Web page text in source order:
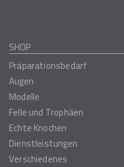
SHOP
Präparationsbedarf
Augen
Modelle
Felle und Trophäen
Echte Knochen
Dienstleistungen
Verschiedenes